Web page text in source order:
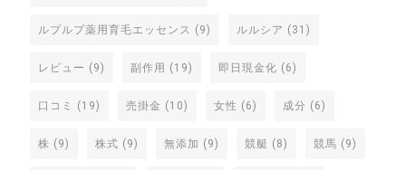
ルプルプ薬用育毛エッセンス (9) ルルシア (31)
レビュー (9) 副作用 (19) 即日現金化 (6)
口コミ (19) 売掛金 (10) 女性 (6) 成分 (6)
株 (9) 株式 (9) 無添加 (9) 競艇 (8) 競馬 (9)